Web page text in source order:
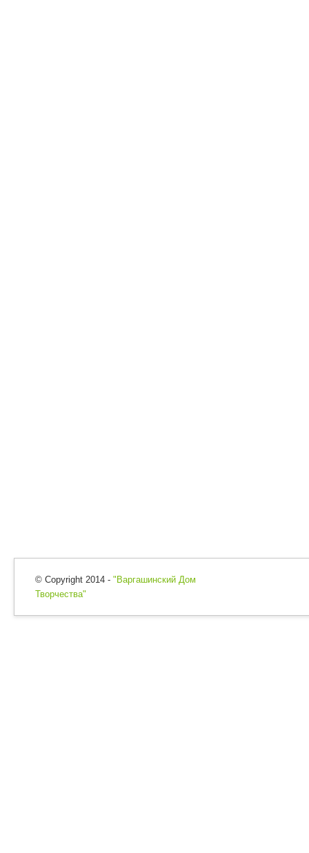
© Copyright 2014 - "Варгашинский Дом
Творчества"